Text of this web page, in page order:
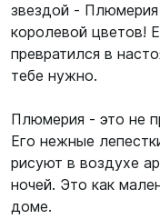
звездой -
королевой цветов!
превратился в
тебе нужно.
Плюмерия - это не
Его нежные
рисуют в воздухе
ночей. Это как
доме.